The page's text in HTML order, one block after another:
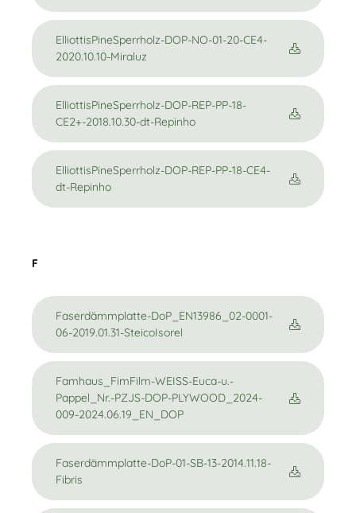
ElliottisPineSperrholz-DOP-NO-01-20-CE4-
2020.10.10-Miraluz
ElliottisPineSperrholz-DOP-REP-PP-18-
CE2+-2018.10.30-dt-Repinho
ElliottisPineSperrholz-DOP-REP-PP-18-CE4-
dt-Repinho
F
Faserdämmplatte-DoP_EN13986_02-0001-
06-2019.01.31-SteicoIsorel
Famhaus_FimFilm-WEISS-Euca-u.-
Pappel_Nr.-PZJS-DOP-PLYWOOD_2024-
009-2024.06.19_EN_DOP
Faserdämmplatte-DoP-01-SB-13-2014.11.18-
Fibris